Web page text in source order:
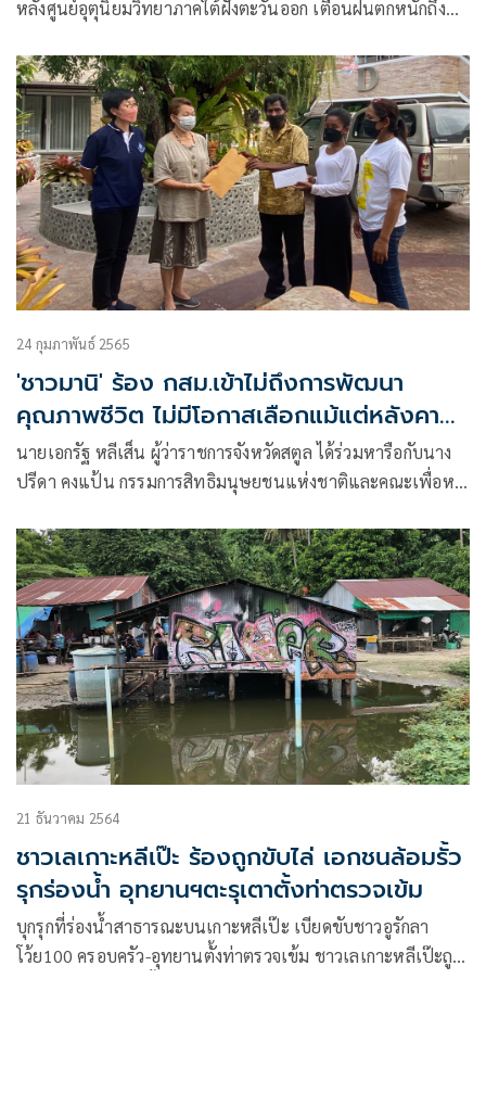
หลังศูนย์อุตุนิยมวิทยาภาคใต้ฝั่งตะวันออก เตือนฝนตกหนักถึง
อากาศที่แปรปรวนเจอทั้งคลื่นลมและฝน
24 กุมภาพันธ์ 2565
'ชาวมานิ' ร้อง กสม.เข้าไม่ถึงการพัฒนา
คุณภาพชีวิต ไม่มีโอกาสเลือกแม้แต่หลังคา
บ้าน
นายเอกรัฐ หลีเส็น ผู้ว่าราชการจังหวัดสตูล ได้ร่วมหารือกับนาง
ปรีดา คงแป้น กรรมการสิทธิมนุษยชนแห่งชาติและคณะเพื่อหา
สตูล อาทิ กลุ่มชาวเลบนเกาะหลีเป๊ะ กลุ่มชาวมันนิหรือมานิ โดย
เฉพาะปัญหาเรื่องที่ดินและที่อยู่อาศัยซึ่งประชาชน
21 ธันวาคม 2564
ชาวเลเกาะหลีเป๊ะ ร้องถูกขับไล่ เอกชนล้อมรั้ว
รุกร่องน้ำ อุทยานฯตะรุเตาตั้งท่าตรวจเข้ม
บุกรุกที่ร่องน้ำสาธารณะบนเกาะหลีเป๊ะ เบียดขับชาวอูรักลา
โว้ย100 ครอบครัว-อุทยานตั้งท่าตรวจเข้ม ชาวเลเกาะหลีเป๊ะถูก